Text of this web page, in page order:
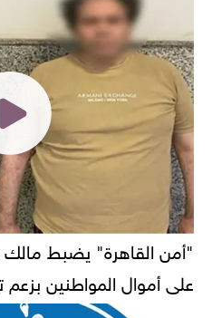
"أمن القاهرة" يضبط
على أموال المواطنين بزعم